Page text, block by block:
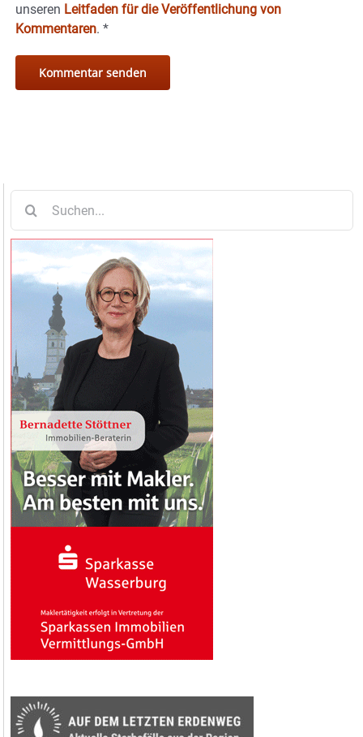
unseren Leitfaden für die Veröffentlichung von
Kommentaren. *
nach: